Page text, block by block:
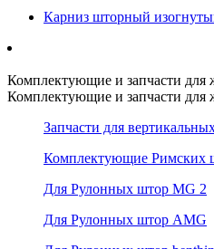
Карниз шторный
Комплектующие и запчасти
Комплектующие и запчасти
Запчасти для
Комплектующие Римских
Для Рулонных штор MG 2
Для Рулонных штор AMG